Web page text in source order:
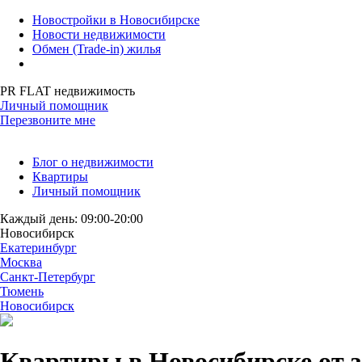
Новостройки в Новосибирске
Новости недвижимости
Обмен (Trade-in) жилья
PR FLAT недвижимость
Личный помощник
Перезвоните мне
Блог о недвижимости
Квартиры
Личный помощник
Каждый день: 09:00-20:00
Новосибирск
Екатеринбург
Москва
Санкт-Петербург
Тюмень
Новосибирск